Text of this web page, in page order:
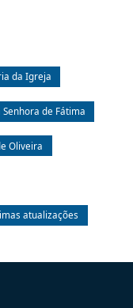
da Igreja
Senhora de Fátima
Oliveira
atualizações